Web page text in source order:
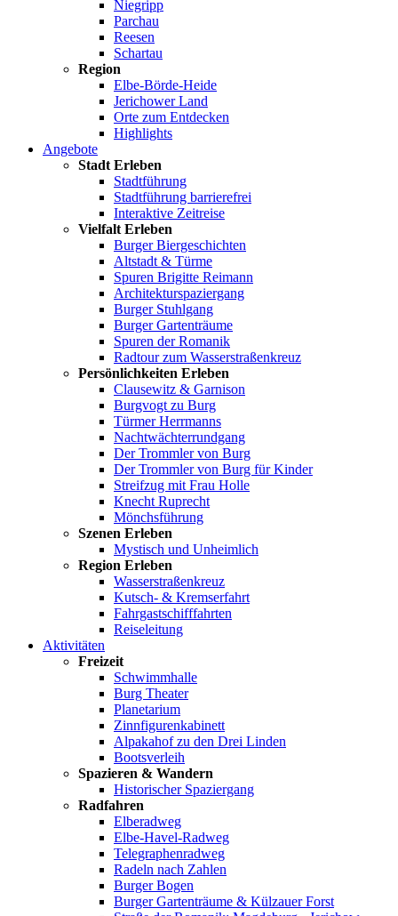
Niegripp
Parchau
Reesen
Schartau
Region
Elbe-Börde-Heide
Jerichower Land
Orte zum Entdecken
Highlights
Angebote
Stadt Erleben
Stadtführung
Stadtführung barrierefrei
Interaktive Zeitreise
Vielfalt Erleben
Burger Biergeschichten
Altstadt & Türme
Spuren Brigitte Reimann
Architekturspaziergang
Burger Stuhlgang
Burger Gartenträume
Spuren der Romanik
Radtour zum Wasserstraßenkreuz
Persönlichkeiten Erleben
Clausewitz & Garnison
Burgvogt zu Burg
Türmer Herrmanns
Nachtwächterrundgang
Der Trommler von Burg
Der Trommler von Burg für Kinder
Streifzug mit Frau Holle
Knecht Ruprecht
Mönchsführung
Szenen Erleben
Mystisch und Unheimlich
Region Erleben
Wasserstraßenkreuz
Kutsch- & Kremserfahrt
Fahrgastschifffahrten
Reiseleitung
Aktivitäten
Freizeit
Schwimmhalle
Burg Theater
Planetarium
Zinnfigurenkabinett
Alpakahof zu den Drei Linden
Bootsverleih
Spazieren & Wandern
Historischer Spaziergang
Radfahren
Elberadweg
Elbe-Havel-Radweg
Telegraphenradweg
Radeln nach Zahlen
Burger Bogen
Burger Gartenträume & Külzauer Forst